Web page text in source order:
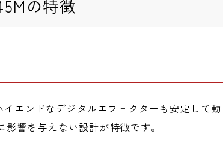
の特徴
エンドなデジタルエフェクターも安定して動
響を与えない設計が特徴です。